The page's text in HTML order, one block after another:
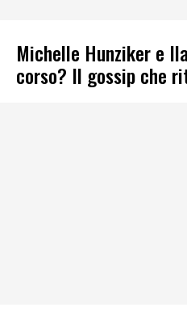
Michelle Hunziker e
corso? Il gossip che